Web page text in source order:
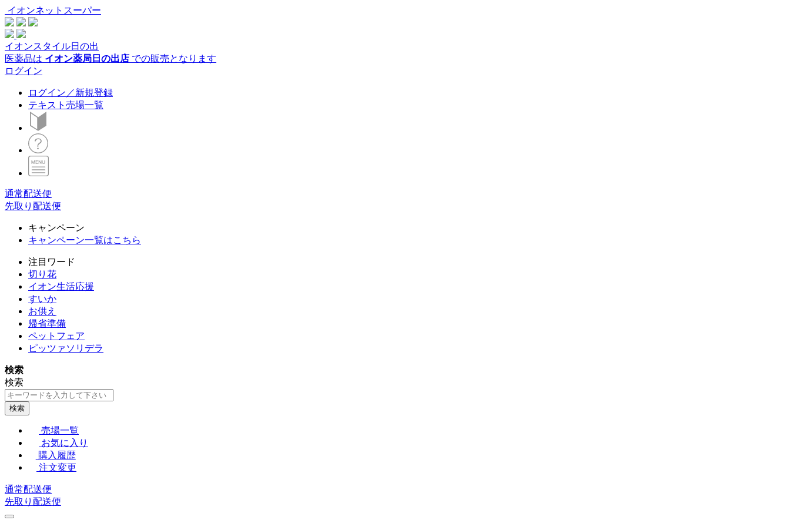
イオンネットスーパー
イオンスタイル日の出
医薬品は イオン薬局日の出店 での販売となります
ログイン
ログイン／新規登録
テキスト売場一覧
通常配送便
先取り配送便
キャンペーン
キャンペーン一覧はこちら
注目ワード
切り花
イオン生活応援
すいか
お供え
帰省準備
ペットフェア
ピッツァソリデラ
検索
検索
検索
売場一覧
お気に入り
購入履歴
注文変更
通常配送便
先取り配送便